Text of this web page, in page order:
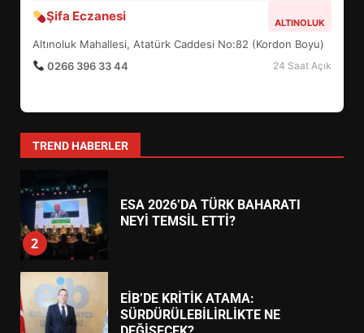
Şifa Eczanesi ALTINOLUK
Altınoluk Mahallesi, Atatürk Caddesi No:82 (Kordon Boyu)
0266 396 33 44
24 Saat Açık
TREND HABERLER
7
YENİ YÖNETİM NASIL
ŞEKİLLENDİ?
1
HAREKETE GEÇİYOR: GÖZLER
2
ESA 2026’DA TÜRK BAHARATI
NEYİ TEMSİL ETTİ?
EİB’DE KRİTİK ATAMA:
SÜRDÜRÜLEBİLİRLİKTE NE